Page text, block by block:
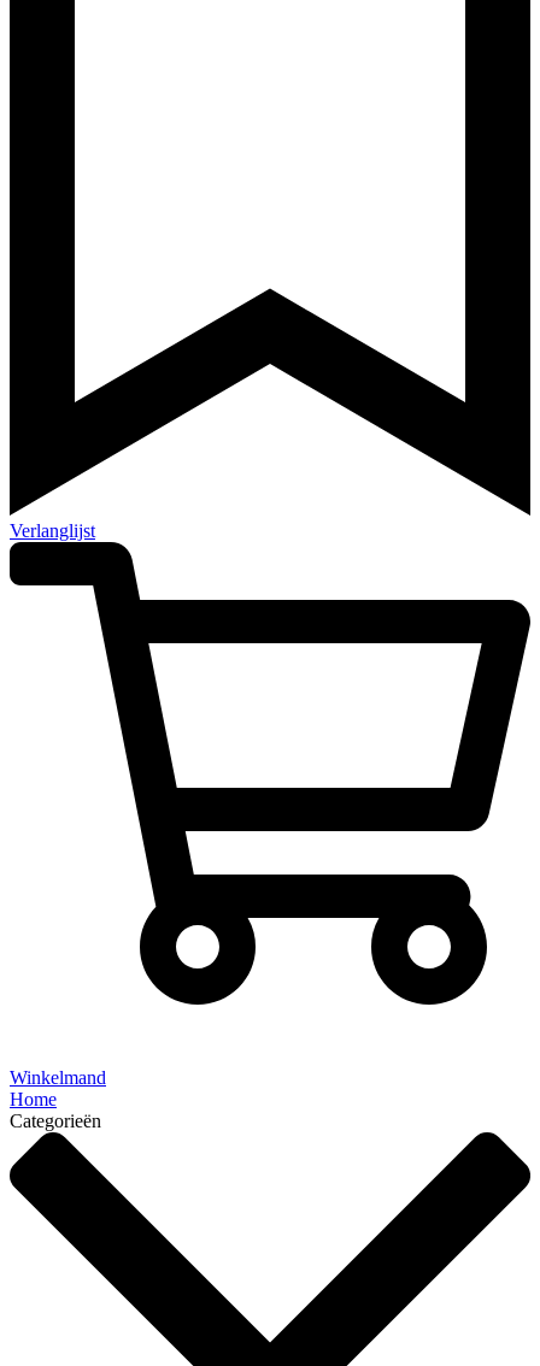
Verlanglijst
Winkelmand
Home
Categorieën